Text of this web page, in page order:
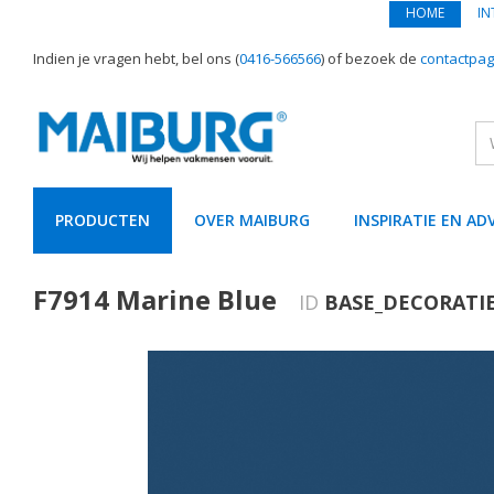
HOME
Indien je vragen hebt, bel ons (0416-566566) of bezoek de
PRODUCTEN OVER MAIBURG INSPIRATIE EN
F7914 Marine Blue ID